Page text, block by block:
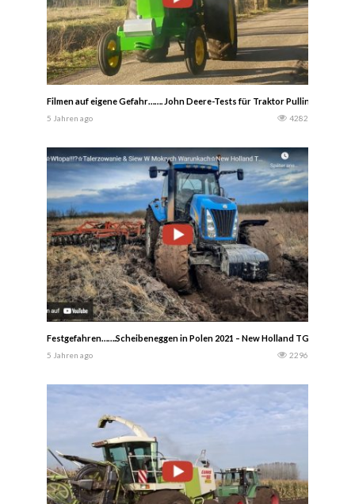
Filmen auf eigene Gefahr……. John Deere-Tests für Traktor Pulling……….
5 Jahren ago 4282
Festgefahren…….Scheibeneggen in Polen 2021 – New Holland TG285 und
5 Jahren ago 2296